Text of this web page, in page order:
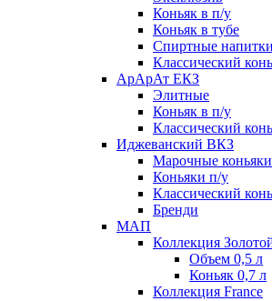
Коньяк в п/у
Коньяк в тубе
Спиртные напитки
Классический
АрАрАт ЕКЗ
Элитные
Коньяк в п/у
Классический
Иджеванский ВКЗ
Марочные коньяки
Коньяки п/у
Классический
Бренди
МАП
Коллекция
Объем 0,5 л
Коньяк 0,7 л
Коллекция France